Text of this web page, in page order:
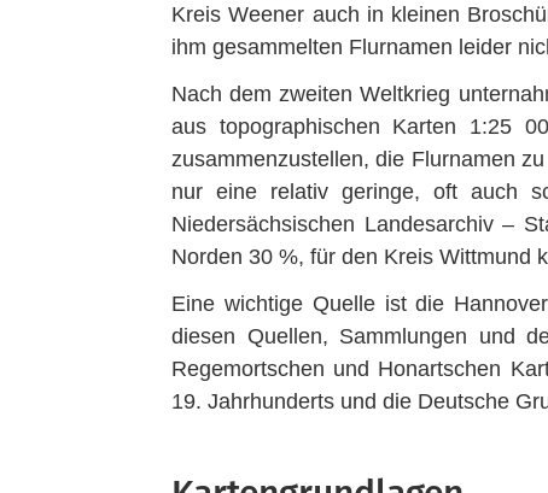
Kreis Weener auch in kleinen
ihm gesammelten Flurnamen leider
Nach dem zweiten Weltkrieg
aus topographischen Karten 1:25
zusammenzustellen, die Flurnamen
nur eine relativ geringe, oft auch
Niedersächsischen Landesarchiv –
Norden 30 %, für den Kreis Wittmund
Eine wichtige Quelle ist die
diesen Quellen, Sammlungen und
Regemortschen und Honartschen
19. Jahrhunderts und die Deutsche